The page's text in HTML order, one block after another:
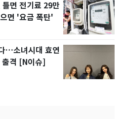
면 전기료 29만
면 '요금 폭탄'
…소녀시대 효연
출격 [N이슈]